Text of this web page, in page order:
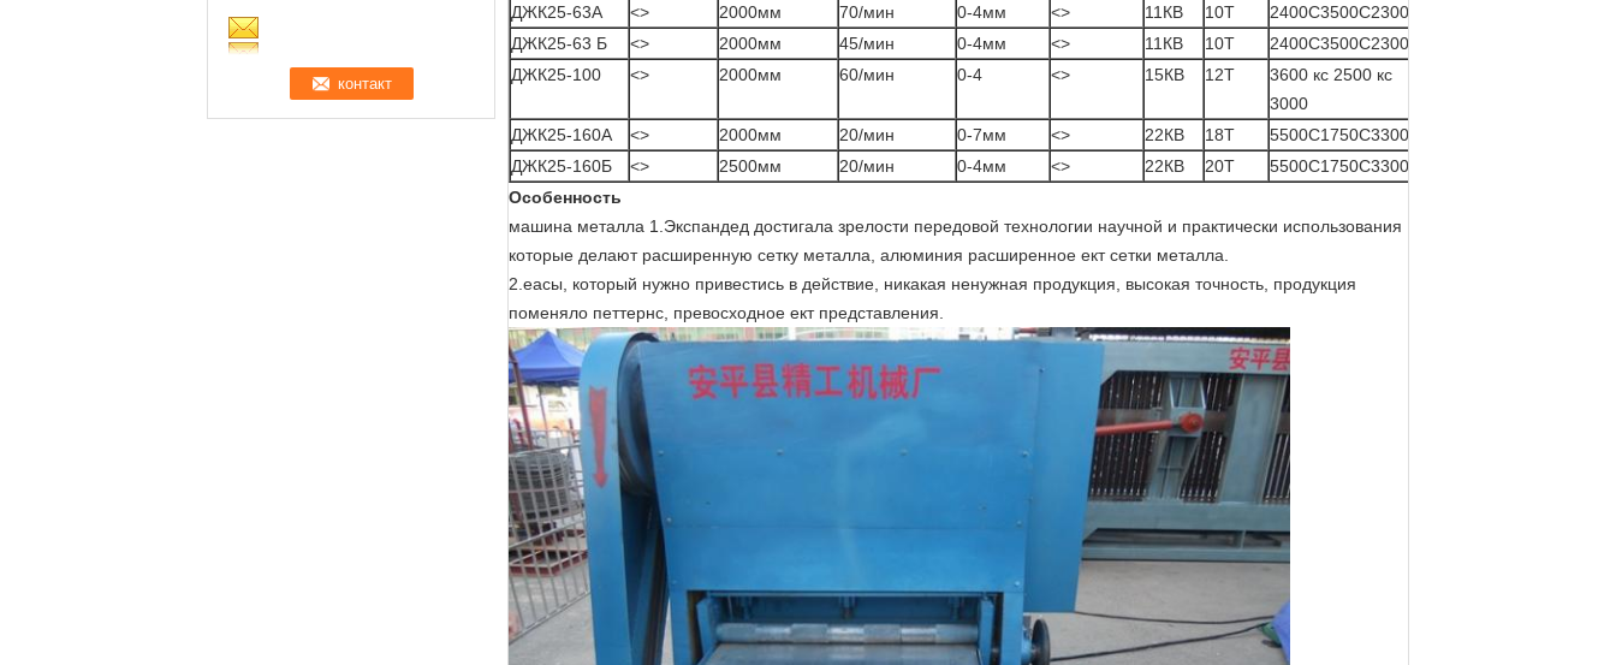
ДЖК25-63А
<> 2000мм 70/мин 0-4мм <> 11КВ 10Т
2400С3500С2300
ДЖК25-63 Б
<> 2000мм 45/мин 0-4мм <> 11КВ 10Т
2400С3500С2300
ДЖК25-100
<> 2000мм 60/мин 0-4 <> 15КВ 12Т
3600 кс 2500 кс
3000
ДЖК25-160А
<> 2000мм 20/мин 0-7мм <> 22КВ 18Т
5500С1750С3300
ДЖК25-160Б
<> 2500мм 20/мин 0-4мм <> 22КВ 20Т
5500С1750С3300
Особенность
машина металла 1.Экспандед достигала зрелости передовой технологии научной и практически использования
которые делают расширенную сетку металла, алюминия расширенное ект сетки металла.
2.еасы, который нужно привестись в действие, никакая ненужная продукция, высокая точность, продукция
поменяло петтернс, превосходное ект представления.